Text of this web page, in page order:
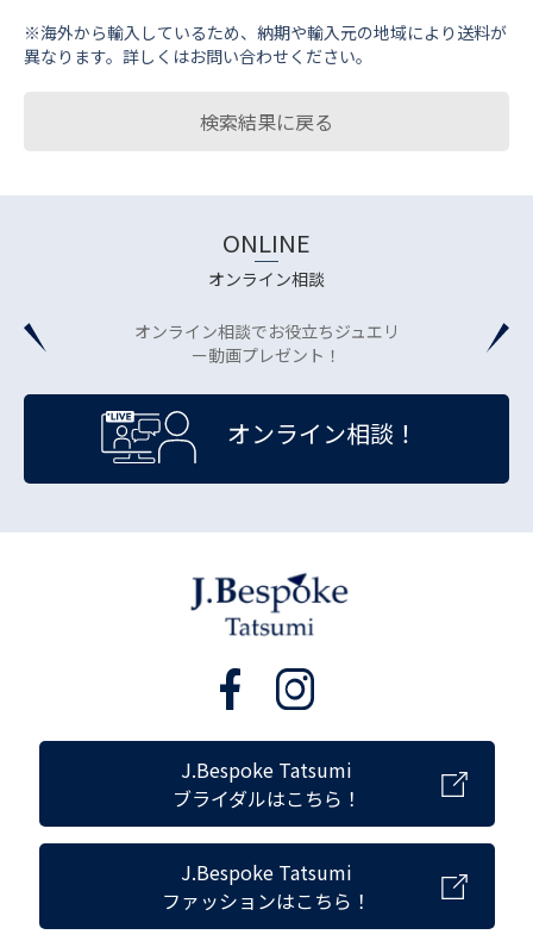
※海外から輸⼊しているため、納期や輸⼊元の地域により送料が
異なります。詳しくはお問い合わせください。
検索結果に戻る
ONLINE
オンライン相談
オンライン相談でお役立ちジュエリ
ー動画プレゼント！
オンライン相談！
J.Bespoke Tatsumi
ブライダルはこちら！
J.Bespoke Tatsumi
ファッションはこちら！